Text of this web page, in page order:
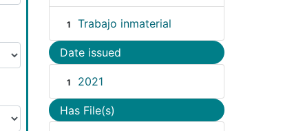
1 Trabajo inmaterial
Date issued
1 2021
Has File(s)